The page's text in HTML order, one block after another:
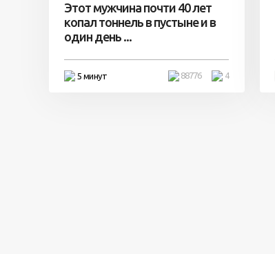
Этот мужчина почти 40 лет
копал тоннель в пустыне и в
один день ...
5 минут 4
88776